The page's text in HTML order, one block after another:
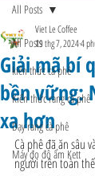
All Posts
kiến thức cà phê
Kiến thức rang cà phê
Dạy rang cà phê
Máy đo độ ẩm Kett
All Posts
Giải mã bí
bền vững:
xa hơn
Viet Le Coffee
19 thg 7, 20244
Cà phê đã ăn sâu
người trên toàn